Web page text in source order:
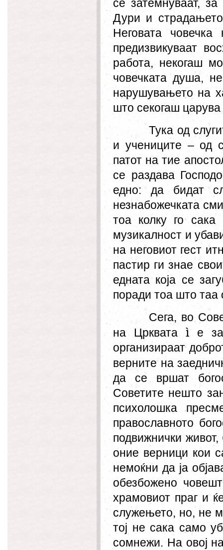
се затемнуваат,
Дури и
Неговата
предизвикуваат
работа, некогаш
човечката душа,
нарушувањето на
што секогаш
Тука од
и учениците – од
патот на тие
се раздава
едно: да бидат
незнабожечката
тоа колку го сака
музикалност и
на неговиот гест
пастир ги знае
едната која се
поради тоа што таа
Сега, во
на Црквата ì е
организираат
верните на
да се вршат
Советите нешто
психолошка
православното
подвижнички
оние верници кои
немоќни да ја
обезбожено
храмовиот праг и
служењето, но, не
тој не сака само
сомнежи. На овој